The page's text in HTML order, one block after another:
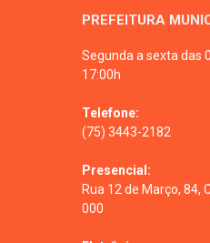
PREFEITURA
Segunda a sexta das
17:00h
Telefone:
(75) 3443-2182
Presencial:
Rua 12 de Março, 84,
000